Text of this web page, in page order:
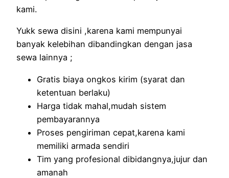
kami.
Yukk sewa disini ,karena kami mempunyai
banyak kelebihan dibandingkan dengan jasa
sewa lainnya ;
Gratis biaya ongkos kirim (syarat dan
ketentuan berlaku)
Harga tidak mahal,mudah sistem
pembayarannya
Proses pengiriman cepat,karena kami
memiliki armada sendiri
Tim yang profesional dibidangnya,jujur dan
amanah